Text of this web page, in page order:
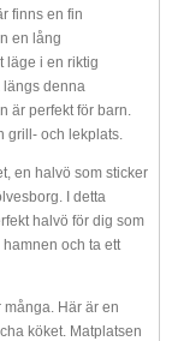
finns en fin
en lång
läge i en riktig
denna
är perfekt för barn.
grill- och lekplats.
en halvö som sticker
I detta
halvö för dig som
och ta ett
Här är en
köket. Matplatsen